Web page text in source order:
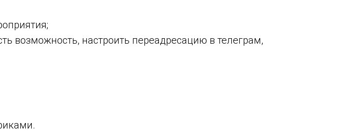
возможность, настроить переадресацию в телеграм,